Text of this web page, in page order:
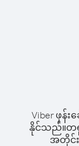
Viber ဖုန်
နိုင်သည်။တ
အတိုင်း